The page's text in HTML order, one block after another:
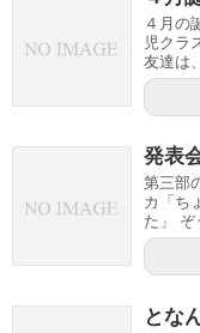
４月の
児クラ
友達は
発表
第三部
カ「ち
た」 ぞ
とな